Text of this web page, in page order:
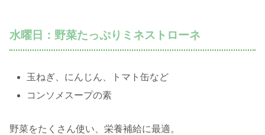
水曜日：野菜たっぷりミネストローネ
玉ねぎ、にんじん、トマト缶など
コンソメスープの素
野菜をたくさん使い、栄養補給に最適。